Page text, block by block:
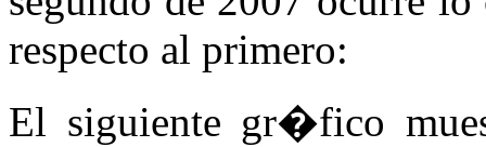
respecto al primero:
El siguiente gr�fico